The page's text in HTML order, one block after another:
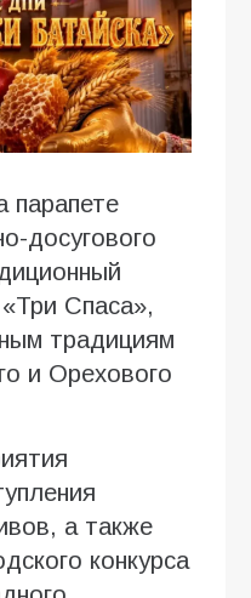
парапете
досугового
Спаса»,
традициям
и Орехового
а также
конкурса